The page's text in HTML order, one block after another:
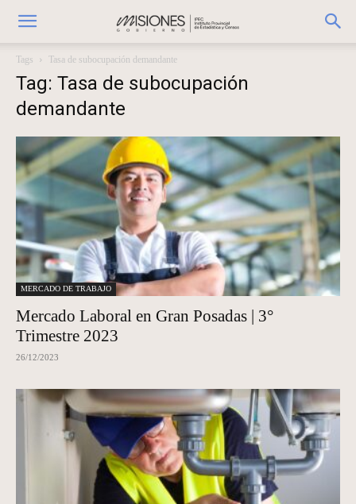
Tags Tasa de subocupación demandante
Tag: Tasa de subocupación
demandante
MERCADO DE TRABAJO
Mercado Laboral en Gran Posadas | 3°
Trimestre 2023
26/12/2023